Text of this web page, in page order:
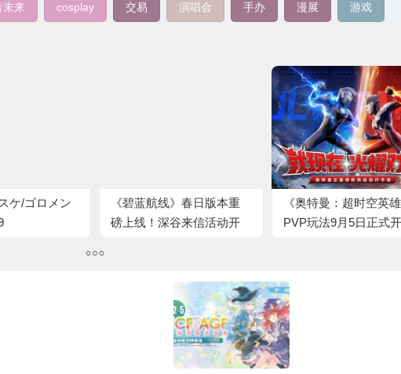
未来 cosplay 交易 演唱会 手办 漫展 游戏
ケ/ゴロメン
《碧蓝航线》春日版本重
磅上线！深谷来信活动开
《奥特曼：超时空英雄
PVP玩法9月5日正式开